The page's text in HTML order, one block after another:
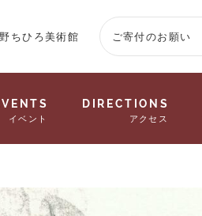
ちひろ美術館 ご寄付のお願い
イベント
DIRECTIONS
アクセス